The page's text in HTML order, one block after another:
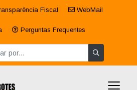
Fiscal WebMail
Perguntas Frequentes